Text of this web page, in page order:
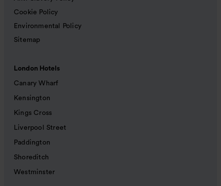
Cookie Policy
Environmental Policy
Sitemap
London Hotels
Canary Wharf
Kensington
Kings Cross
Liverpool Street
Paddington
Shoreditch
Westminster